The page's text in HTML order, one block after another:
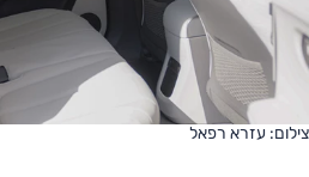
צילום: עזרא רפאל